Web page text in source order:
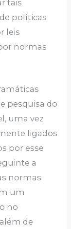
tais
políticas
leis
normas
pesquisa do
uma vez
ligados
por esse
a
normas
um
no
de